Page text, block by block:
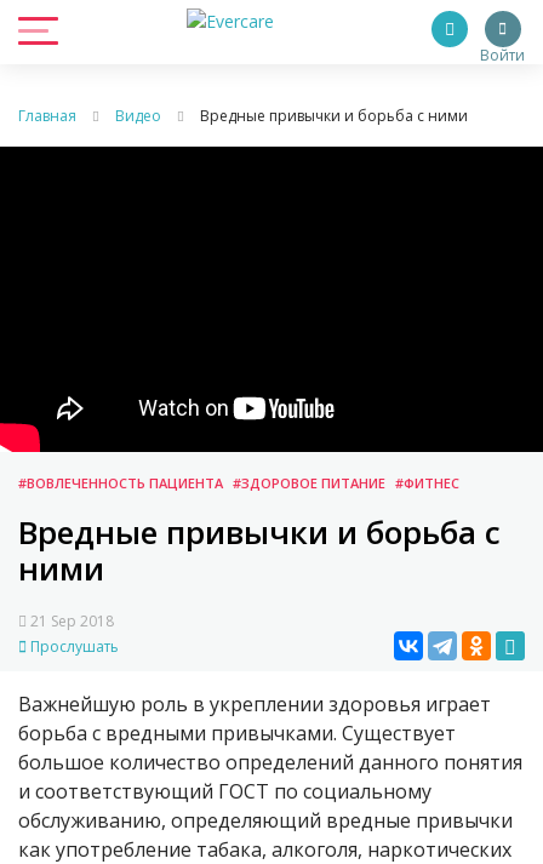
Войти
Главная Видео Вредные привычки и борьба с ними
#ВОВЛЕЧЕННОСТЬ ПАЦИЕНТА #ЗДОРОВОЕ ПИТАНИЕ #ФИТНЕС
Вредные привычки и борьба с
ними
21 Sep 2018
Прослушать
Важнейшую роль в укреплении здоровья играет
борьба с вредными привычками. Существует
большое количество определений данного понятия
и соответствующий ГОСТ по социальному
обслуживанию, определяющий вредные привычки
как употребление табака, алкоголя, наркотических